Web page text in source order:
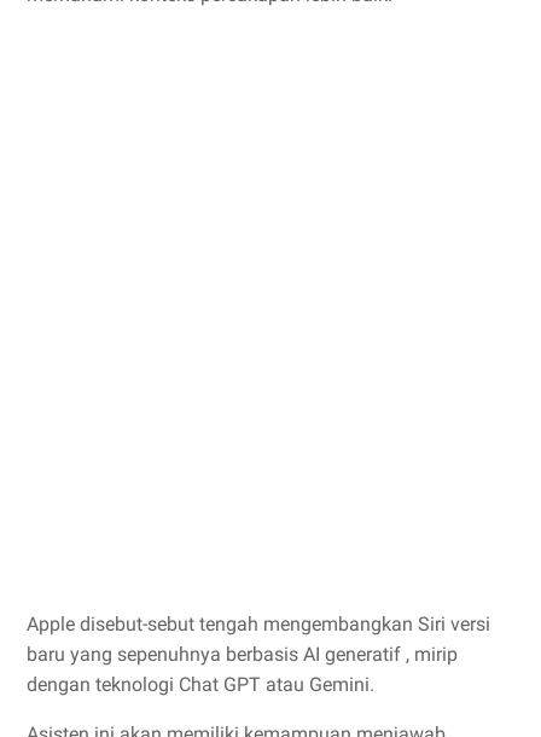
Apple disebut-sebut tengah mengembangkan Siri versi
baru yang sepenuhnya berbasis AI generatif , mirip
dengan teknologi Chat GPT atau Gemini.